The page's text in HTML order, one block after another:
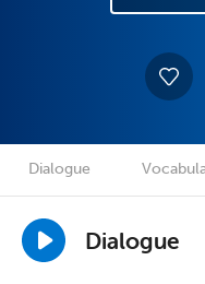
Dialogue
Dialogue